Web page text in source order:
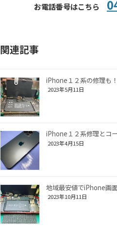
お電話番号はこちら
関連記事
iPhone１２系の修理も！
2023年5月11日
iPhone１２系修理とコ
2023年4月15日
地域最安値でiPhone画
2023年10月11日